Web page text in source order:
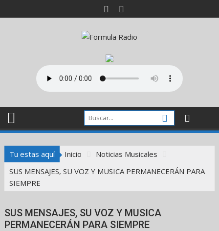
al
Tu estas aquí Inicio
Noticias Musicales
SUS MENSAJES, SU VOZ Y MUSICA PERMANECERÁN PARA
SIEMPRE
SUS MENSAJES, SU VOZ Y MUSICA
PERMANECERÁN PARA SIEMPRE